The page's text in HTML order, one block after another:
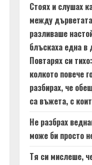
Стоях и слушах
между
разливаше
блъскаха една в
Повтарях си
колкото повече
разбирах, че
са въжета, с
Не разбрах
може би просто
Тя си мислеше,